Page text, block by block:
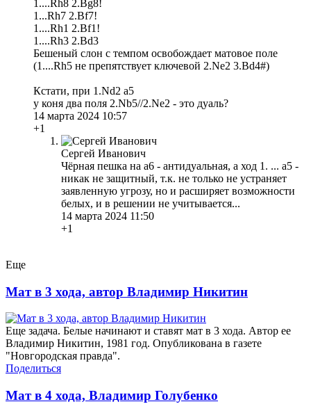
1....Rh8 2.Bg8!
1...Rh7 2.Bf7!
1....Rh1 2.Bf1!
1....Rh3 2.Bd3
Бешеный слон с темпом освобождает матовое поле
(1....Rh5 не препятствует ключевой 2.Ne2 3.Bd4#)
Кстати, при 1.Nd2 a5
у коня два поля 2.Nb5//2.Ne2 - это дуаль?
14 марта 2024 10:57
+1
Сергей Иванович
Чёрная пешка на а6 - антидуальная, а ход 1. ... а5 -
никак не защитный, т.к. не только не устраняет
заявленную угрозу, но и расширяет возможности
белых, и в решении не учитывается...
14 марта 2024 11:50
+1
Еще
Мат в 3 хода, автор Владимир Никитин
Еще задача. Белые начинают и ставят мат в 3 хода. Автор ее
Владимир Никитин, 1981 год. Опубликована в газете
"Новгородская правда".
Поделиться
Мат в 4 хода, Владимир Голубенко